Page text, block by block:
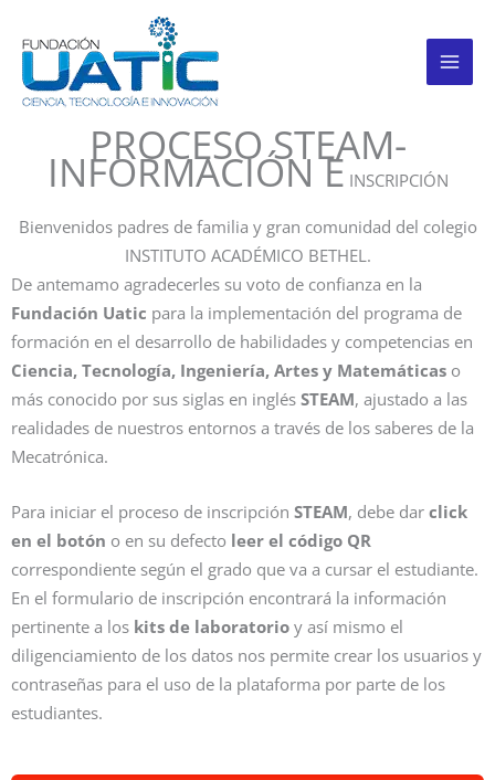
contenido
PROCESO STEAM-
INFORMACIÓN E INSCRIPCIÓN
Bienvenidos padres de familia y gran comunidad del colegio
INSTITUTO ACADÉMICO BETHEL.
De antemamo agradecerles su voto de confianza en la
Fundación Uatic para la implementación del programa de
formación en el desarrollo de habilidades y competencias en
Ciencia, Tecnología, Ingeniería, Artes y Matemáticas o
más conocido por sus siglas en inglés STEAM, ajustado a las
realidades de nuestros entornos a través de los saberes de la
Mecatrónica.
Para iniciar el proceso de inscripción STEAM, debe dar click
en el botón o en su defecto leer el código QR
correspondiente según el grado que va a cursar el estudiante.
En el formulario de inscripción encontrará la información
pertinente a los kits de laboratorio y así mismo el
diligenciamiento de los datos nos permite crear los usuarios y
contraseñas para el uso de la plataforma por parte de los
estudiantes.